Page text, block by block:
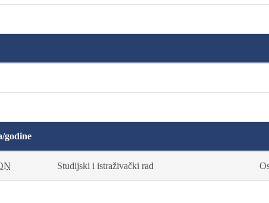
godine
Studijski i istraživački rad